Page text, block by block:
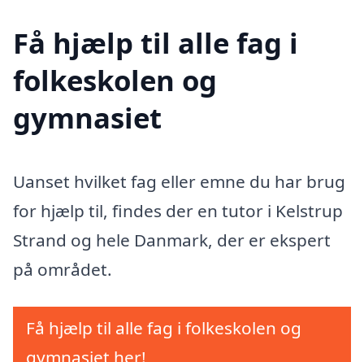
Få hjælp til alle fag i
folkeskolen og
gymnasiet
Uanset hvilket fag eller emne du har brug
for hjælp til, findes der en tutor i Kelstrup
Strand og hele Danmark, der er ekspert
på området.
Få hjælp til alle fag i folkeskolen og
gymnasiet her!